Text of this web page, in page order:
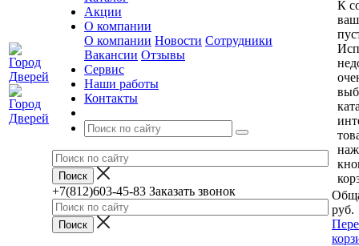
Акции
О компании
О компании Новости Сотрудники
Вакансии Отзывы
Сервис
Наши работы
Контакты
+7(812)603-45-83 Заказать звонок
К
руб.